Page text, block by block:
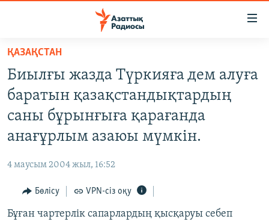
Skip
main
content
main
Skip
Search
САЯСАТ
AZATTYQTV
ӘЛЕУМЕТ
ӘЛЕМ
АРНАЙЫ ЖОБАЛАР
ҚАЗАҚСТАН
Биылғы жазда Түркияға дем алуға
баратын қазақстандықтардың
саны бұрынғыға қарағанда
анағұрлым азаюы мүмкін.
4 маусым 2004 жыл, 16:52
Бөлісу VPN-сіз оқу
Бұған чартерлік сапарлардың қысқаруы себеп